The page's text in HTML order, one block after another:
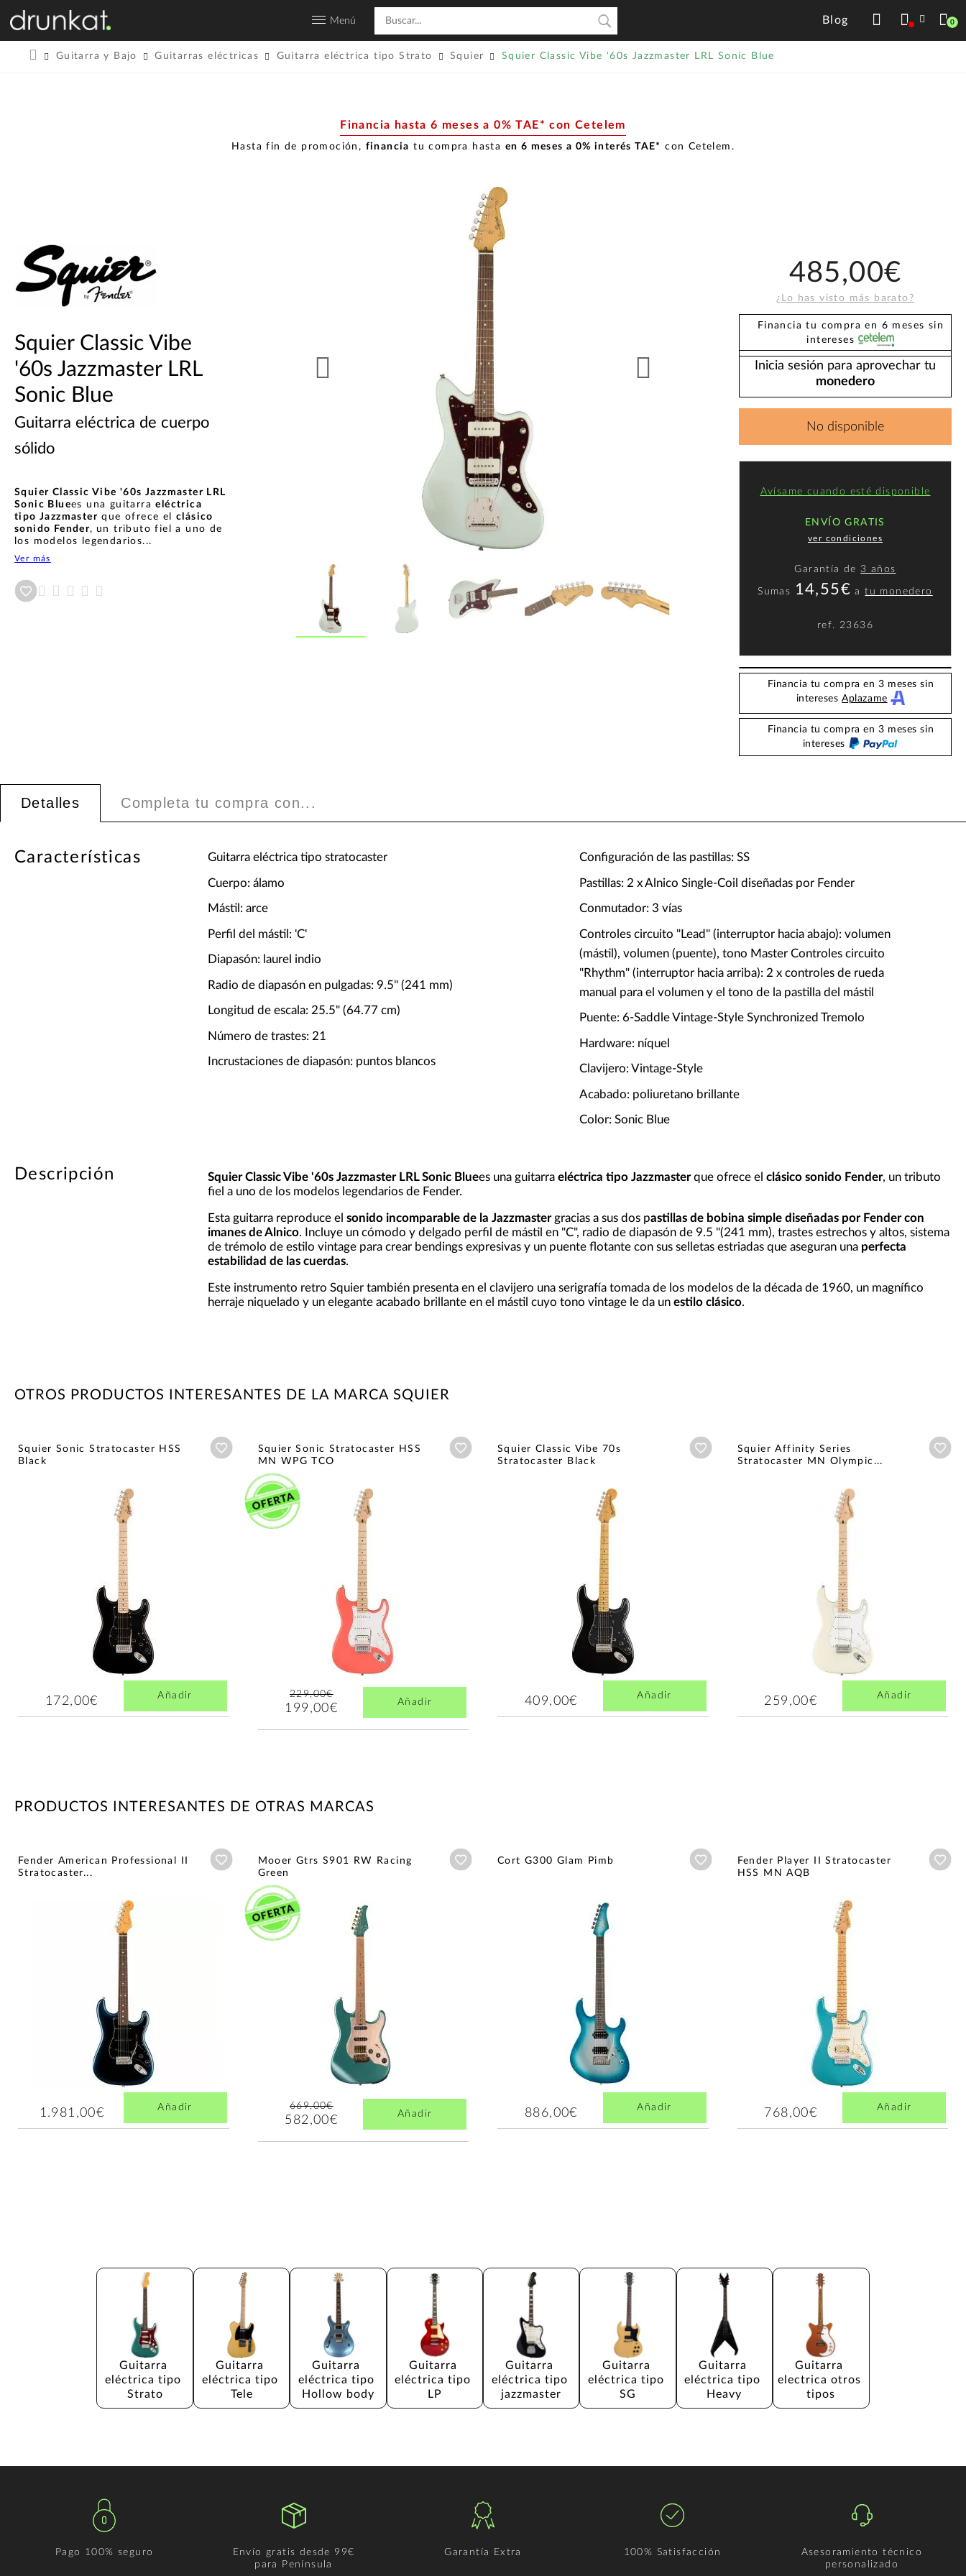
Menú Blog 0
Guitarra y Bajo Guitarras eléctricas Guitarra eléctrica tipo Strato Squier Squier Classic Vibe '60s Jazzmaster LRL Sonic Blue
Financia hasta 6 meses a 0% TAE* con Cetelem
Hasta fin de promoción, financia tu compra hasta en 6 meses a 0% interés TAE* con Cetelem.
Squier Classic Vibe
'60s Jazzmaster LRL
Sonic Blue
Guitarra eléctrica de cuerpo
sólido
Squier Classic Vibe '60s Jazzmaster LRL
Sonic Bluees una guitarraeléctrica
tipo Jazzmaster que ofrece elclásico
sonido Fender, un tributo fiel a uno de
los modelos legendarios...
Ver más
485,00€
¿Lo has visto más barato?
Financia tu compra en 6 meses sin
intereses
Inicia sesión para aprovechar tu
monedero
No disponible
Avísame cuando esté disponible
ENVÍO GRATIS
ver condiciones
Garantía de 3 años
Sumas 14,55€ atu monedero
ref. 23636
Financia tu compra en 3 meses sin
interesesAplazame
Financia tu compra en 3 meses sin
intereses
Detalles Completa tu compra con...
Características Guitarra eléctrica tipo stratocaster
Cuerpo: álamo
Mástil: arce
Perfil del mástil: 'C'
Diapasón: laurel indio
Radio de diapasón en pulgadas: 9.5" (241 mm)
Longitud de escala: 25.5" (64.77 cm)
Número de trastes: 21
Incrustaciones de diapasón: puntos blancos
Configuración de las pastillas: SS
Pastillas: 2 x Alnico Single-Coil diseñadas por Fender
Conmutador: 3 vías
Controles circuito "Lead" (interruptor hacia abajo): volumen
(mástil), volumen (puente), tono Master Controles circuito
"Rhythm" (interruptor hacia arriba): 2 x controles de rueda
manual para el volumen y el tono de la pastilla del mástil
Puente: 6-Saddle Vintage-Style Synchronized Tremolo
Hardware: níquel
Clavijero: Vintage-Style
Acabado: poliuretano brillante
Color: Sonic Blue
Descripción Squier Classic Vibe '60s Jazzmaster LRL Sonic Bluees una guitarra eléctrica tipo Jazzmasterque ofrece el clásico sonido Fender, un tributo
fiel a uno de los modelos legendarios de Fender.
Esta guitarra reproduce el sonido incomparable de la Jazzmastergracias a sus dos pastillas de bobina simple diseñadas por Fender con
imanes de Alnico. Incluye un cómodo y delgado perfil de mástil en "C", radio de diapasón de 9.5 "(241 mm), trastes estrechos y altos, sistema
de trémolo de estilo vintage para crear bendings expresivas y un puente flotante con sus selletas estriadas que aseguran una perfecta
estabilidad de las cuerdas.
Este instrumento retro Squier también presenta en el clavijero una serigrafía tomada de los modelos de la década de 1960, un magnífico
herraje niquelado y un elegante acabado brillante en el mástil cuyo tono vintage le da un estilo clásico.
OTROS PRODUCTOS INTERESANTES DE LA MARCA SQUIER
Squier Sonic Stratocaster HSS
Black
Añadir a wishlist
172,00€ Añadir
Squier Sonic Stratocaster HSS
MN WPG TCO
Añadir a wishlist
229,00€
199,00€ Añadir
Squier Classic Vibe 70s
Stratocaster Black
Añadir a wishlist
409,00€ Añadir
Squier Affinity Series
Stratocaster MN Olympic...
259,00€ Añadir
PRODUCTOS INTERESANTES DE OTRAS MARCAS
Fender American Professional II
Stratocaster...
Añadir a wishlist
1.981,00€ Añadir
Mooer Gtrs S901 RW Racing
Green
Añadir a wishlist
669,00€
582,00€ Añadir
Cort G300 Glam Pimb Añadir a wishlist
886,00€ Añadir
Fender Player II Stratocaster
HSS MN AQB
768,00€ Añadir
Guitarra
eléctrica tipo
Strato
Guitarra
eléctrica tipo
Tele
Guitarra
eléctrica tipo
Hollow body
Guitarra
eléctrica tipo
LP
Guitarra
eléctrica tipo
jazzmaster
Guitarra
eléctrica tipo
SG
Guitarra
eléctrica tipo
Heavy
Guitarra
electrica otros
tipos
Pago 100% seguro
Envío gratis desde 99€
para Península
Garantía Extra 100% Satisfacción
Asesoramiento técnico
personalizado